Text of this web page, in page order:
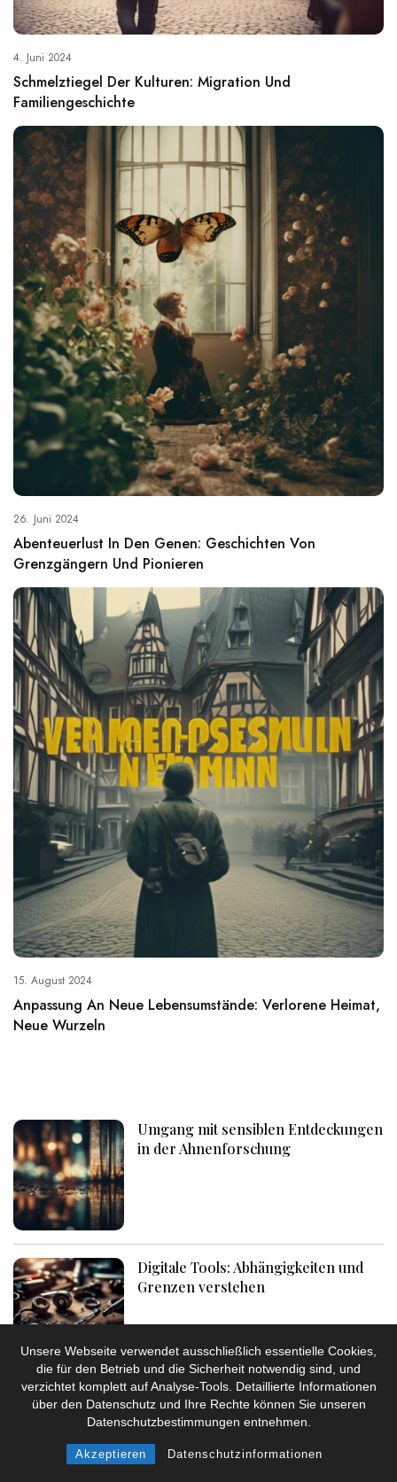
Unsere Webseite verwendet ausschließlich essentielle Cookies,
die für den Betrieb und die Sicherheit notwendig sind, und
verzichtet komplett auf Analyse-Tools. Detaillierte Informationen
über den Datenschutz und Ihre Rechte können Sie unseren
Datenschutzbestimmungen entnehmen.
Akzeptieren Datenschutzinformationen
4. Juni 2024
Schmelztiegel Der Kulturen: Migration Und
Familiengeschichte
26. Juni 2024
Abenteuerlust In Den Genen: Geschichten Von
Grenzgängern Und Pionieren
15. August 2024
Anpassung An Neue Lebensumstände: Verlorene Heimat,
Neue Wurzeln
Umgang mit sensiblen Entdeckungen
in der Ahnenforschung
Digitale Tools: Abhängigkeiten und
Grenzen verstehen
Familienlegenden und Fakten
trennen: Ein Leitfaden